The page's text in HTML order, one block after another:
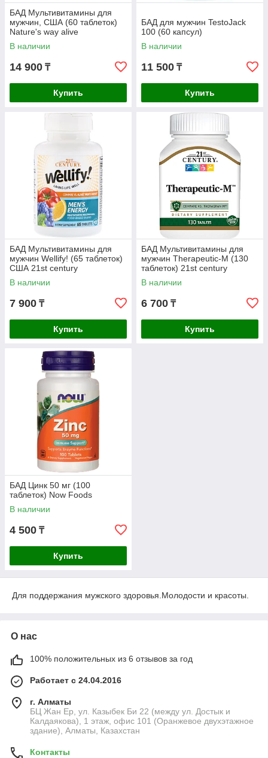
БАД Мультивитамины для
мужчин, США (60 таблеток)
Nature's way alive
В наличии
14 900 ₸
Купить
БАД для мужчин TestoJack
100 (60 капсул)
В наличии
11 500 ₸
Купить
БАД Мультивитамины для
мужчин Wellify! (65 таблеток)
США 21st century
В наличии
7 900 ₸
Купить
БАД Мультивитамины для
мужчин Therapeutic-M (130
таблеток) 21st century
В наличии
6 700 ₸
Купить
БАД Цинк 50 мг (100
таблеток) Now Foods
В наличии
4 500 ₸
Купить
Для поддержания мужского здоровья.Молодости и красоты.
О нас
100% положительных из 6 отзывов за год
Работает с 24.04.2016
г. Алматы
БЦ Жан Ер, ул. Казыбек Би 22 (между ул. Достык и
Калдаякова), 1 этаж, офис 101 (Оранжевое двухэтажное
здание), Алматы, Казахстан
Контакты